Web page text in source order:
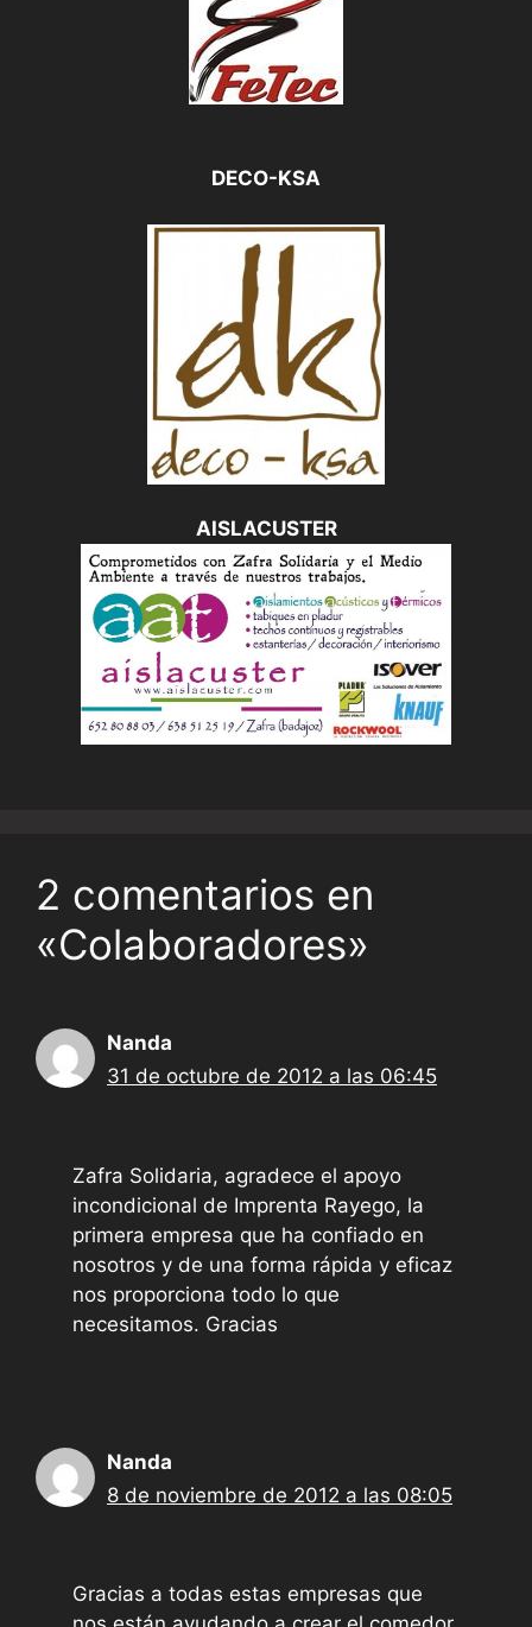
DECO-KSA
AISLACUSTER
2 comentarios en
«Colaboradores»
Nanda
31 de octubre de 2012 a las 06:45
Zafra Solidaria, agradece el apoyo
incondicional de Imprenta Rayego, la
primera empresa que ha confiado en
nosotros y de una forma rápida y eficaz
nos proporciona todo lo que
necesitamos. Gracias
Nanda
8 de noviembre de 2012 a las 08:05
Gracias a todas estas empresas que